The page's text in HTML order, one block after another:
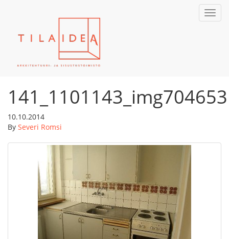
141_1101143_img704653
10.10.2014
By Severi Romsi